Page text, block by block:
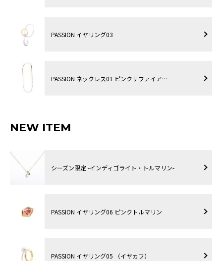
PASSION イヤリング03
PASSION ネックレス01 ピンクサファイア…
NEW ITEM
シーズン限定 -インディゴライト・トルマリン-
PASSION イヤリング06 ピンクトルマリン
PASSION イヤリング05 （イヤカフ）